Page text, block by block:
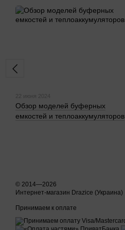
22 июня 2024
Обзор моделей буферных
емкостей и теплоаккумуляторов
© 2014—2026
Интернет-магазин Drazice (Украина)
Принимаем к оплате